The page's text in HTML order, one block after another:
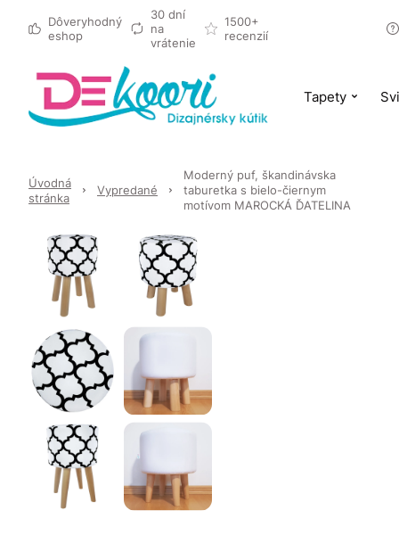
Dôveryhodný
eshop
30 dní
na
vrátenie
1500+
recenzií
Tapety
Úvodná
stránka
Vypredané
Moderný puf, škandinávska
taburetka s bielo-čiernym
motívom MAROCKÁ ĎATELINA